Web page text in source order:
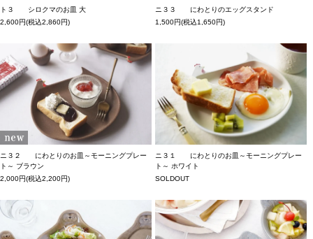
ト３ シロクマのお皿 大
2,600円(税込2,860円)
ニ３３ にわとりのエッグスタンド
1,500円(税込1,650円)
ニ３２ にわとりのお皿～モーニングプレー
ト～ ブラウン
2,000円(税込2,200円)
ニ３１ にわとりのお皿～モーニングプレー
ト～ ホワイト
SOLDOUT